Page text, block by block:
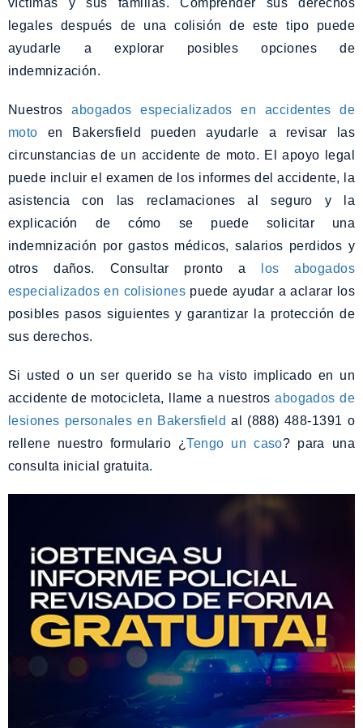
legales después de una colisión de este tipo puede
ayudarle a explorar posibles opciones de
indemnización.
Nuestrosabogados especializados en accidentes de
moto en Bakersfield pueden ayudarle a revisar las
circunstancias de un accidente de moto. El apoyo legal
puede incluir el examen de los informes del accidente, la
asistencia con las reclamaciones al seguro y la
explicación de cómo se puede solicitar una
indemnización por gastos médicos, salarios perdidos y
otros daños. Consultar pronto a
los abogados
especializados en colisiones puede ayudar a aclarar los
posibles pasos siguientes y garantizar la protección de
sus derechos.
Si usted o un ser querido se ha visto implicado en un
accidente de motocicleta, llame a nuestrosabogados de
lesiones personales en Bakersfield al (888) 488-1391 o
rellene nuestro formulario ¿Tengo un caso? para una
consulta inicial gratuita.